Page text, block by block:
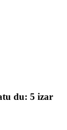
du: 5 izar